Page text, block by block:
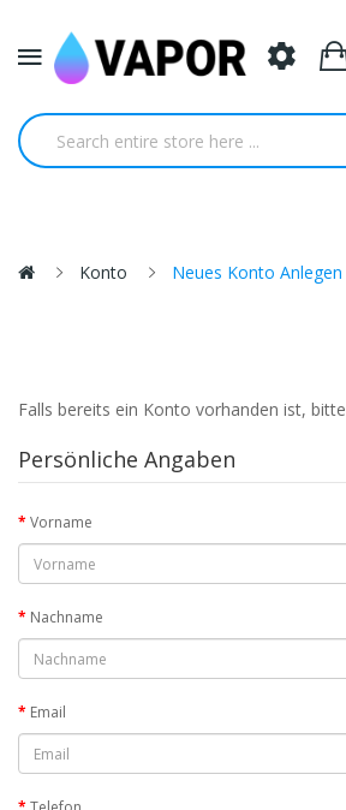
Konto Neues Konto Anlegen
Falls bereits ein Konto vorhanden ist, bitte
Persönliche Angaben
Vorname
Nachname
Email